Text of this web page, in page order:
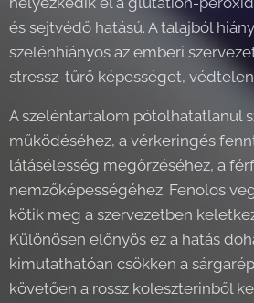
és sejtvédő hatású. A talajból
szelénhiányos az emberi
stressz-tűrő képességet,
A szeléntartalom pótolhatatlanul
működéséhez, a vérkeringés
látásélesség megőrzéséhez, a
nemzőképességéhez. Fenolos
kötik meg a szervezetben
Különösen előnyös ez a hatás
kimutathatóan csökken a
követően a rossz koleszterinből